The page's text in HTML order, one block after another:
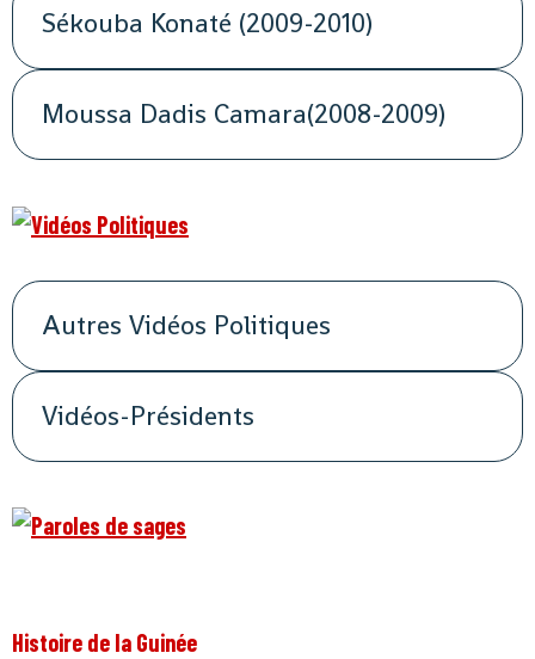
Sékouba Konaté (2009-2010)
Moussa Dadis Camara(2008-2009)
Autres Vidéos Politiques
Vidéos-Présidents
Histoire de la Guinée